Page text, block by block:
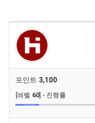
포인트 3,100
[레벨 60] - 진행률